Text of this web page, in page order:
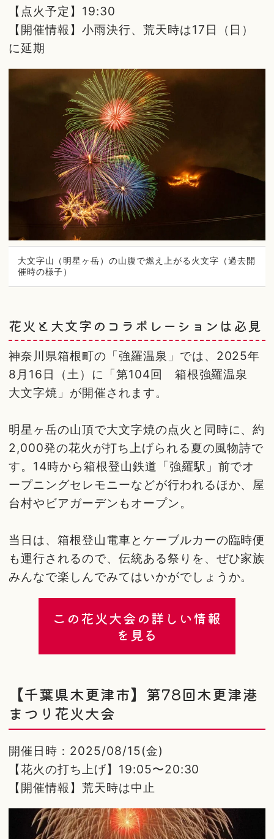
【点火予定】19:30
【開催情報】小雨決行、荒天時は17日（日）
に延期
大文字山（明星ヶ岳）の山腹で燃え上がる火文字（過去開
催時の様子）
花火と大文字のコラボレーションは必見
神奈川県箱根町の「強羅温泉」では、2025年
8月16日（土）に「第104回 箱根強羅温泉
大文字焼」が開催されます。
明星ヶ岳の山頂で大文字焼の点火と同時に、約
2,000発の花火が打ち上げられる夏の風物詩で
す。14時から箱根登山鉄道「強羅駅」前でオ
ープニングセレモニーなどが行われるほか、屋
台村やビアガーデンもオープン。
当日は、箱根登山電車とケーブルカーの臨時便
も運行されるので、伝統ある祭りを、ぜひ家族
みんなで楽しんでみてはいかがでしょうか。
この花火大会の詳しい情報
を見る
【千葉県木更津市】第78回木更津港
まつり花火大会
開催日時：2025/08/15(金)
【花火の打ち上げ】19:05〜20:30
【開催情報】荒天時は中止